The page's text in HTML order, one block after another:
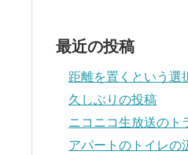
最近の投稿
距離を置くという選
久しぶりの投稿
ニコニコ生放送のト
アパートのトイレの